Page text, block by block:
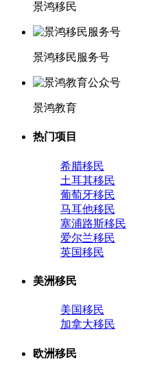
景鸿移民
景鸿移民服务号
景鸿教育
热门项目
希腊移民
土耳其移民
葡萄牙移民
马耳他移民
塞浦路斯移民
爱尔兰移民
英国移民
美洲移民
美国移民
加拿大移民
欧洲移民